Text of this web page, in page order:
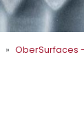
OberSurfaces